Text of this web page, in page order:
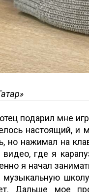
подарил мне
настоящий, и
но нажимал на
видео, где я
я начал
музыкальную
Дальше мое